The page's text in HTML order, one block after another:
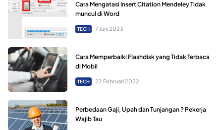
Cara Mengatasi Insert Citation Mendeley Tidak
muncul di Word
TECH 7 Juni 2023
Cara Memperbaiki Flashdisk yang Tidak Terbaca
di Mobil
TECH 22 Februari 2022
Perbedaan Gaji, Upah dan Tunjangan ? Pekerja
Wajib Tau